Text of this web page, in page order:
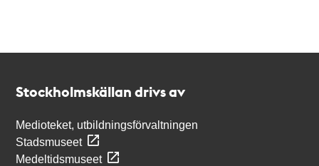
Stockholmskällan drivs av
Medioteket, utbildningsförvaltningen
Stadsmuseet
Medeltidsmuseet